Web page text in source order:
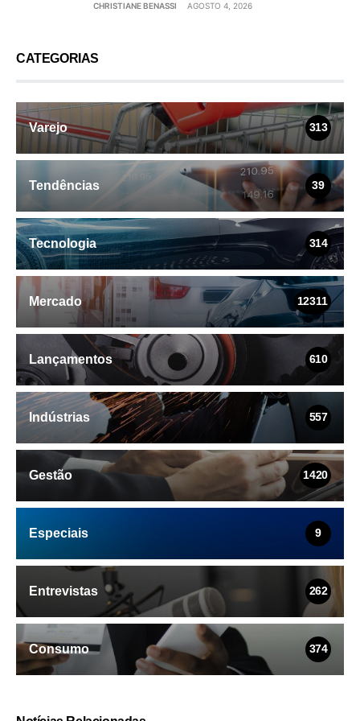
CHRISTIANE BENASSI AGOSTO 4, 2026
CATEGORIAS
Varejo 313
Tendências 39
Tecnologia 314
Mercado 12311
Lançamentos 610
Indústrias 557
Gestão 1420
Especiais 9
Entrevistas 262
Consumo 374